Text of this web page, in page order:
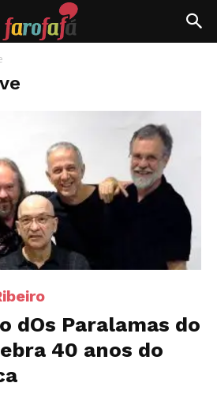
dOs Paralamas do
40 anos do